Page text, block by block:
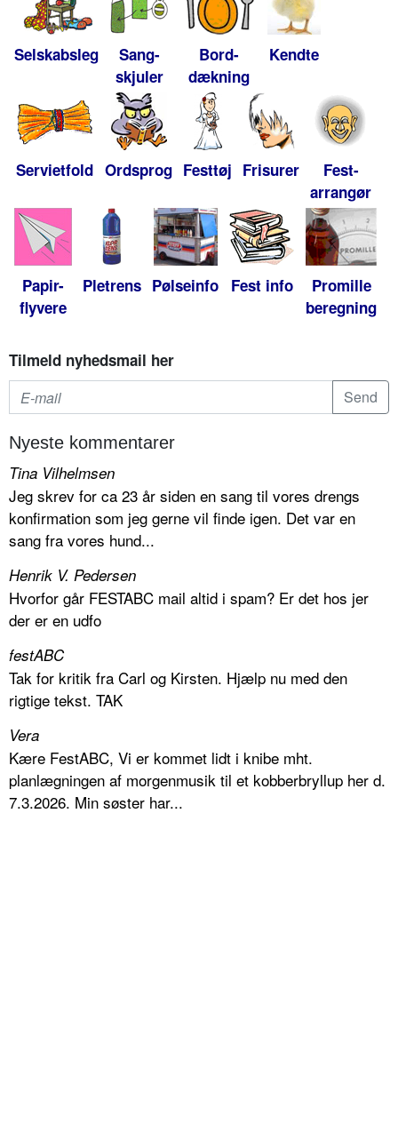
Selskabsleg
Sang-
skjuler
Bord-
dækning
Kendte
Servietfold Ordsprog Festtøj Frisurer
Fest-
arrangør
Papir-
flyvere
Pletrens Pølseinfo Fest info
Promille
beregning
Tilmeld nyhedsmail her
Nyeste kommentarer
Tina Vilhelmsen
Jeg skrev for ca 23 år siden en sang til vores drengs
konfirmation som jeg gerne vil finde igen. Det var en
sang fra vores hund...
Henrik V. Pedersen
Hvorfor går FESTABC mail altid i spam? Er det hos jer
der er en udfo
festABC
Tak for kritik fra Carl og Kirsten. Hjælp nu med den
rigtige tekst. TAK
Vera
Kære FestABC, Vi er kommet lidt i knibe mht.
planlægningen af morgenmusik til et kobberbryllup her d.
7.3.2026. Min søster har...